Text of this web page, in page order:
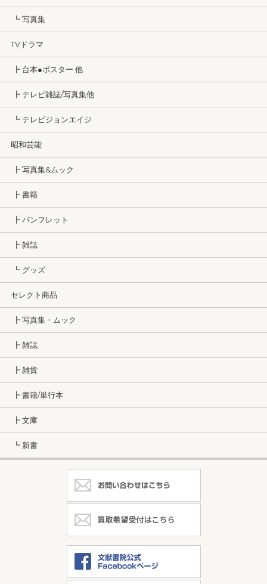
┗ 写真集
TVドラマ
┣ 台本●ポスター 他
┣ テレビ雑誌/写真集他
┗ テレビジョンエイジ
昭和芸能
┣ 写真集&ムック
┣ 書籍
┣ パンフレット
┣ 雑誌
┗ グッズ
セレクト商品
┣ 写真集・ムック
┣ 雑誌
┣ 雑貨
┣ 書籍/単行本
┣ 文庫
┗ 新書